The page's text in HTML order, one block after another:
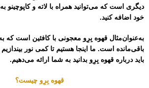
دیگری است که می‌توانید همراه با لاته و کاپوچینو
خود اضافه کنید.
به‌عنوان‌مثال قهوه بِرِو معجونی با کافئین است که
باقی‌مانده است. ما اینجا هستیم تا کمی نور
باید درباره قهوه بِرِو بدانید به شما ارائه می‌دهیم.
قهوه بِرِو چیست؟